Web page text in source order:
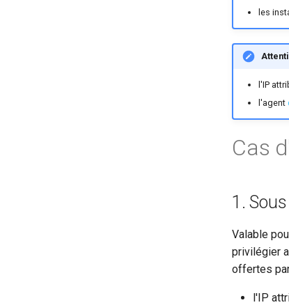
les
l'IP
l'agent
Cas
1.
Valable
privilégier
offertes
l'IP